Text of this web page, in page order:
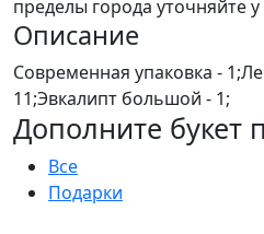
пределы города уточняйте
Описание
Современная упаковка -
11;Эвкалипт большой - 1;
Дополните букет
Все
Подарки